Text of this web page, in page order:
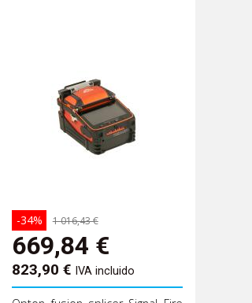
-34% 1 016,43 €
669,84 €
823,90 € IVA incluido